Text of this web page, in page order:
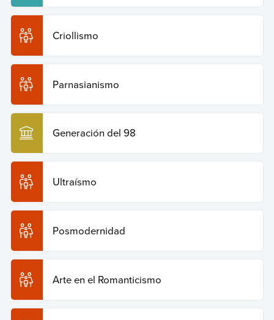
Criollismo
Parnasianismo
Generación del 98
Ultraísmo
Posmodernidad
Arte en el Romanticismo